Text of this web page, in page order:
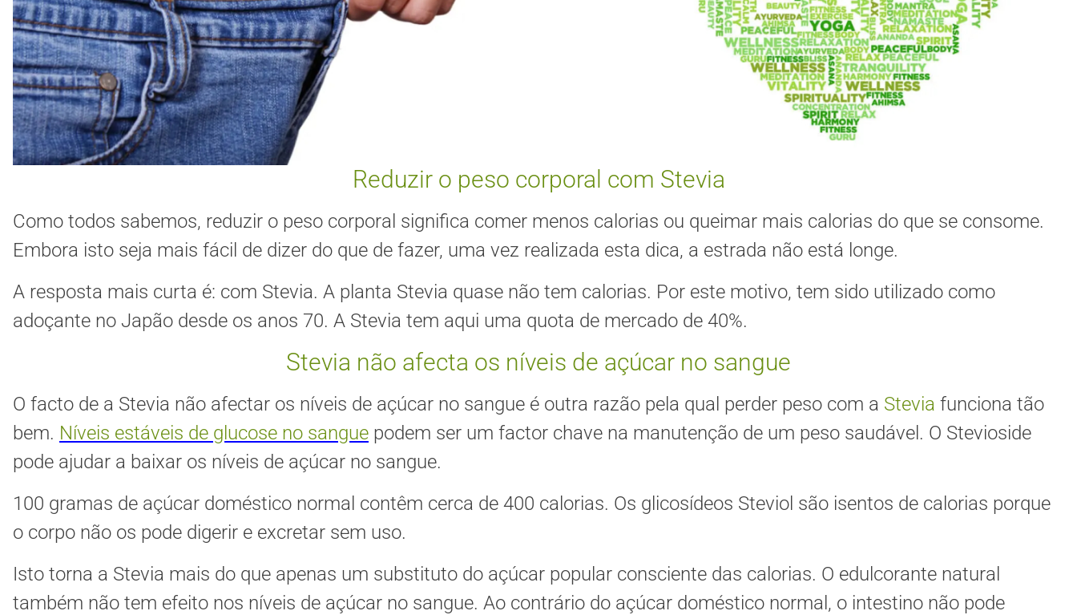
Reduzir o peso corporal com Stevia
Como todos sabemos, reduzir o peso corporal significa comer menos calorias ou queimar mais calorias do que se consome.
Embora isto seja mais fácil de dizer do que de fazer, uma vez realizada esta dica, a estrada não está longe.
A resposta mais curta é: com Stevia. A planta Stevia quase não tem calorias. Por este motivo, tem sido utilizado como
adoçante no Japão desde os anos 70. A Stevia tem aqui uma quota de mercado de 40%.
Stevia não afecta os níveis de açúcar no sangue
O facto de a Stevia não afectar os níveis de açúcar no sangue é outra razão pela qual perder peso com a Stevia funciona tão
bem. Níveis estáveis de glucose no sangue podem ser um factor chave na manutenção de um peso saudável. O Stevioside
pode ajudar a baixar os níveis de açúcar no sangue.
100 gramas de açúcar doméstico normal contêm cerca de 400 calorias. Os glicosídeos Steviol são isentos de calorias porque
o corpo não os pode digerir e excretar sem uso.
Isto torna a Stevia mais do que apenas um substituto do açúcar popular consciente das calorias. O edulcorante natural
também não tem efeito nos níveis de açúcar no sangue. Ao contrário do açúcar doméstico normal, o intestino não pode